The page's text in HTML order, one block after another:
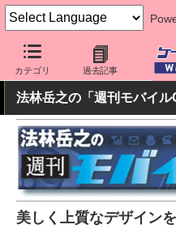
カテゴリ 過去記事
ケータイ Watch OS iPhone
法林岳之の「週刊モバイル
美しく上質なデザイン